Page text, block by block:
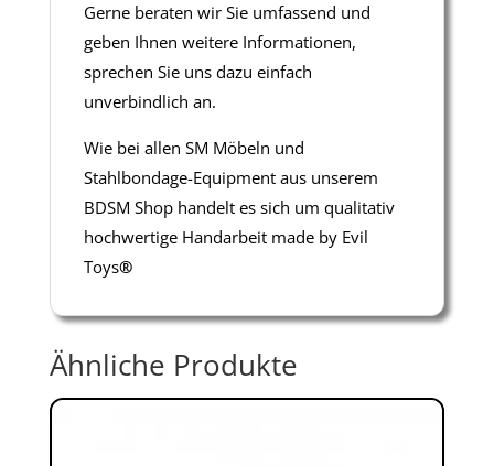
Gerne beraten wir Sie umfassend und
geben Ihnen weitere Informationen,
sprechen Sie uns dazu einfach
unverbindlich an.
Wie bei allen SM Möbeln und
Stahlbondage-Equipment aus unserem
BDSM Shop handelt es sich um qualitativ
hochwertige Handarbeit made by Evil
Toys®
Ähnliche Produkte